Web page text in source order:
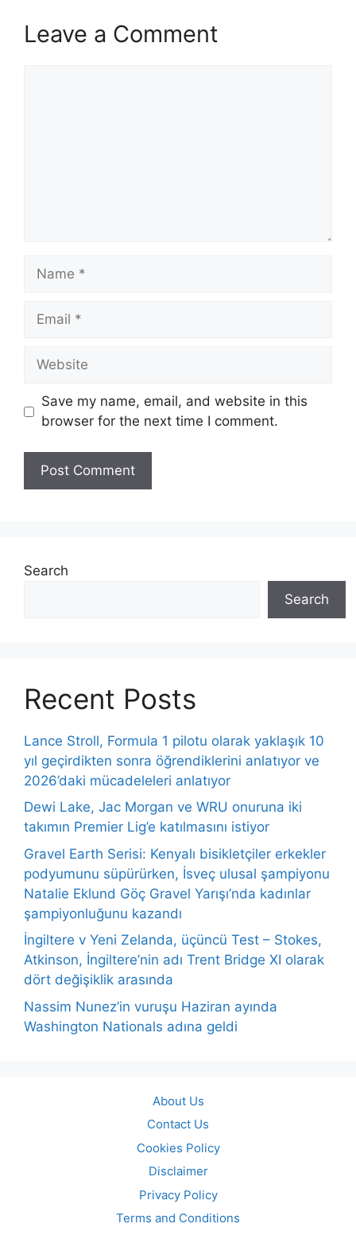
Leave a Comment
Name
Email
Website
Save my name, email, and website in this
browser for the next time I comment.
Search
Search
Recent Posts
Lance Stroll, Formula 1 pilotu olarak yaklaşık 10
yıl geçirdikten sonra öğrendiklerini anlatıyor ve
2026’daki mücadeleleri anlatıyor
Dewi Lake, Jac Morgan ve WRU onuruna iki
takımın Premier Lig’e katılmasını istiyor
Gravel Earth Serisi: Kenyalı bisikletçiler erkekler
podyumunu süpürürken, İsveç ulusal şampiyonu
Natalie Eklund Göç Gravel Yarışı’nda kadınlar
şampiyonluğunu kazandı
İngiltere v Yeni Zelanda, üçüncü Test – Stokes,
Atkinson, İngiltere’nin adı Trent Bridge XI olarak
dört değişiklik arasında
Nassim Nunez’in vuruşu Haziran ayında
Washington Nationals adına geldi
About Us
Contact Us
Cookies Policy
Disclaimer
Privacy Policy
Terms and Conditions